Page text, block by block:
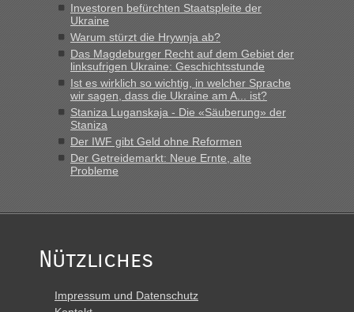
Investoren befürchten Staatspleite der
Ukraine
Warum stürzt die Hrywnja ab?
Das Magdeburger Recht auf dem Gebiet der
linksufrigen Ukraine: Geschichtsstunde
Ist es wirklich so wichtig, in welcher Sprache
wir sagen, dass die Ukraine am A... ist?
Staniza Luganskaja - Die «Säuberung» der
Staniza
Der IWF gibt Geld ohne Reformen
Der Getreidemarkt: Neue Ernte, alte
Probleme
Nützliches
Impressum und Datenschutz